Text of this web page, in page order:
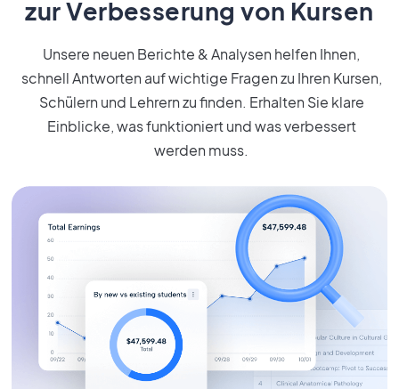
zur Verbesserung von Kursen
Unsere neuen Berichte & Analysen helfen Ihnen,
schnell Antworten auf wichtige Fragen zu Ihren Kursen,
Schülern und Lehrern zu finden. Erhalten Sie klare
Einblicke, was funktioniert und was verbessert
werden muss.